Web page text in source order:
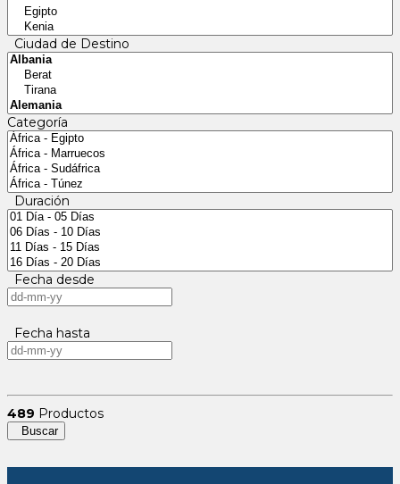
Ciudad de Destino
Categoría
Duración
Fecha desde
Fecha hasta
489 Productos
Buscar